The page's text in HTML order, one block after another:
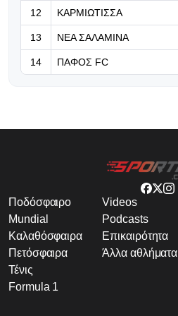
12 ΚΑΡΜΙΩΤΙΣΣΑ
13 ΝΕΑ ΣΑΛΑΜΙΝΑ
14 ΠΑΦΟΣ FC
Ποδόσφαιρο
Mundial
Καλαθόσφαιρα
Πετόσφαιρα
Τένις
Formula 1
Videos
Podcasts
Επικαιρότητα
Άλλα αθλήματα